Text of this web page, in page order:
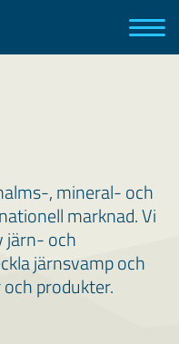
, mineral- och
marknad. Vi
järn- och
järnsvamp och
produkter.